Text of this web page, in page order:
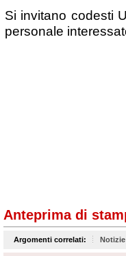
Si invitano codesti
personale
Anteprima di
Argomenti correlati: